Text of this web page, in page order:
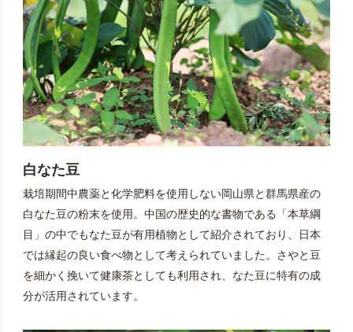
白なた豆
栽培期間中農薬と化学肥料を使用しない岡山県と群馬県産の
白なた豆の粉末を使用。中国の歴史的な書物である「本草綱
目」の中でもなた豆が有用植物として紹介されており、日本
では縁起の良い食べ物として考えられていました。さやと豆
を細かく挽いて健康茶としても利用され、なた豆に特有の成
分が活用されています。